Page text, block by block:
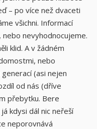
– po více než dvaceti
všichni. Informací
nevyhodnocujeme.
klid. A v žádném
nebo
(asi nejen
od nás (dříve
přebytku. Bere
kdysi dál nic neřeší
neporovnává